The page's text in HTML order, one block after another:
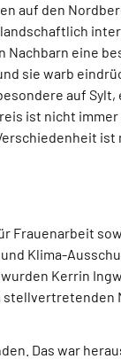
auf den
Nachbarn eine
sie warb
auf Sylt,
ist nicht immer
Frauenarbeit
Klima-
Kerrin
stellvertretenden
Das war